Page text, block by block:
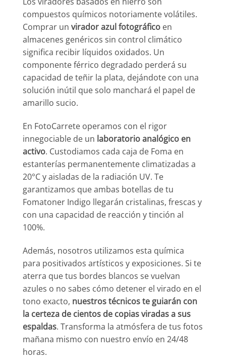
compuestos químicos notoriamente volátiles.
Comprar un virador azul fotográfico en
almacenes genéricos sin control climático
significa recibir líquidos oxidados. Un
componente férrico degradado perderá su
capacidad de teñir la plata, dejándote con una
solución inútil que solo manchará el papel de
amarillo sucio.
En FotoCarrete operamos con el rigor
innegociable de un laboratorio analógico en
activo. Custodiamos cada caja de Foma en
estanterías permanentemente climatizadas a
20°C y aisladas de la radiación UV. Te
garantizamos que ambas botellas de tu
Fomatoner Indigo llegarán cristalinas, frescas y
con una capacidad de reacción y tinción al
100%.
Además, nosotros utilizamos esta química
para positivados artísticos y exposiciones. Si te
aterra que tus bordes blancos se vuelvan
azules o no sabes cómo detener el virado en el
tono exacto, nuestros técnicos te guiarán con
la certeza de cientos de copias viradas a sus
espaldas. Transforma la atmósfera de tus fotos
mañana mismo con nuestro envío en 24/48
horas.